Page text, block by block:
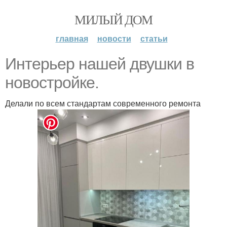
МИЛЫЙ ДОМ
главная новости статьи
Интерьер нашей двушки в
новостройке.
Делали по всем стандартам современного ремонта